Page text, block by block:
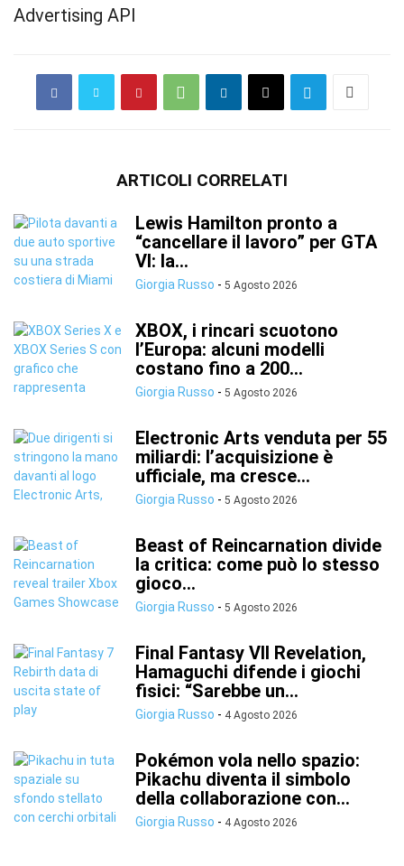
Advertising API
ARTICOLI CORRELATI
Lewis Hamilton pronto a
“cancellare il lavoro” per GTA
VI: la...
Giorgia Russo - 5 Agosto 2026
XBOX, i rincari scuotono
l’Europa: alcuni modelli
costano fino a 200...
Giorgia Russo - 5 Agosto 2026
Electronic Arts venduta per 55
miliardi: l’acquisizione è
ufficiale, ma cresce...
Giorgia Russo - 5 Agosto 2026
Beast of Reincarnation divide
la critica: come può lo stesso
gioco...
Giorgia Russo - 5 Agosto 2026
Final Fantasy VII Revelation,
Hamaguchi difende i giochi
fisici: “Sarebbe un...
Giorgia Russo - 4 Agosto 2026
Pokémon vola nello spazio:
Pikachu diventa il simbolo
della collaborazione con...
Giorgia Russo - 4 Agosto 2026